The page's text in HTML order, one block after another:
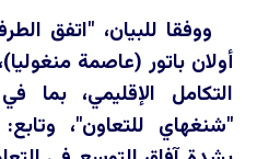
ووفقا للبيان، "اتفق
أولان باتور (عاصمة
التكامل الإقليمي،
"شنغهاي للتعاون"،